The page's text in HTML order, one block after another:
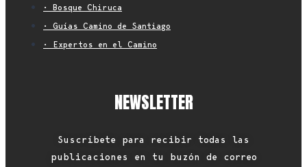
• Bosque Chiruca
• Guías Camino de Santiago
• Expertos en el Camino
NEWSLETTER
Suscríbete para recibir todas las
publicaciones en tu buzón de correo